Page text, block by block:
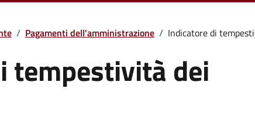
/ Pagamenti dell'amministrazione / Indicatore di
tempestività dei